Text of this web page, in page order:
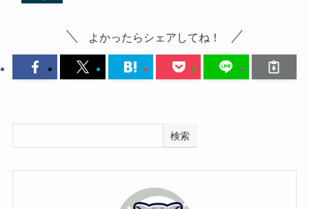
よかったらシェアしてね！
検索